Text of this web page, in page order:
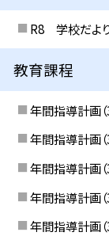
R8 学校だよ
教育課程
年間指導計画（
年間指導計画
年間指導計画（
年間指導計画（
年間指導計画（